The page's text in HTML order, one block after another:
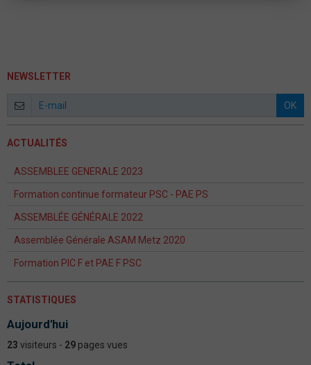
NEWSLETTER
OK
ACTUALITÉS
ASSEMBLEE GENERALE 2023
Formation continue formateur PSC - PAE PS
ASSEMBLÉE GÉNÉRALE 2022
Assemblée Générale ASAM Metz 2020
Formation PIC F et PAE F PSC
STATISTIQUES
Aujourd'hui
23 visiteurs - 29 pages vues